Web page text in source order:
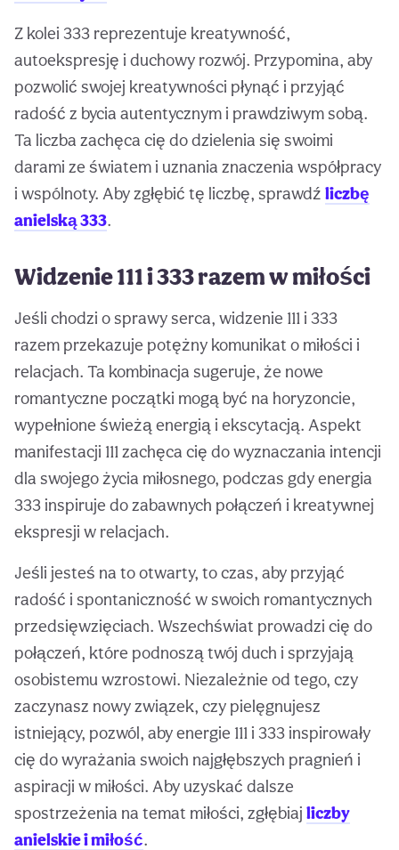
Z kolei 333 reprezentuje kreatywność,
autoekspresję i duchowy rozwój. Przypomina, aby
pozwolić swojej kreatywności płynąć i przyjąć
radość z bycia autentycznym i prawdziwym sobą.
Ta liczba zachęca cię do dzielenia się swoimi
darami ze światem i uznania znaczenia współpracy
i wspólnoty. Aby zgłębić tę liczbę, sprawdź liczbę
anielską 333.
Widzenie 111 i 333 razem w miłości
Jeśli chodzi o sprawy serca, widzenie 111 i 333
razem przekazuje potężny komunikat o miłości i
relacjach. Ta kombinacja sugeruje, że nowe
romantyczne początki mogą być na horyzoncie,
wypełnione świeżą energią i ekscytacją. Aspekt
manifestacji 111 zachęca cię do wyznaczania intencji
dla swojego życia miłosnego, podczas gdy energia
333 inspiruje do zabawnych połączeń i kreatywnej
ekspresji w relacjach.
Jeśli jesteś na to otwarty, to czas, aby przyjąć
radość i spontaniczność w swoich romantycznych
przedsięwzięciach. Wszechświat prowadzi cię do
połączeń, które podnoszą twój duch i sprzyjają
osobistemu wzrostowi. Niezależnie od tego, czy
zaczynasz nowy związek, czy pielęgnujesz
istniejący, pozwól, aby energie 111 i 333 inspirowały
cię do wyrażania swoich najgłębszych pragnień i
aspiracji w miłości. Aby uzyskać dalsze
spostrzeżenia na temat miłości, zgłębiaj liczby
anielskie i miłość.